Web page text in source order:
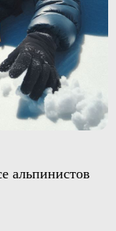
альпинистов